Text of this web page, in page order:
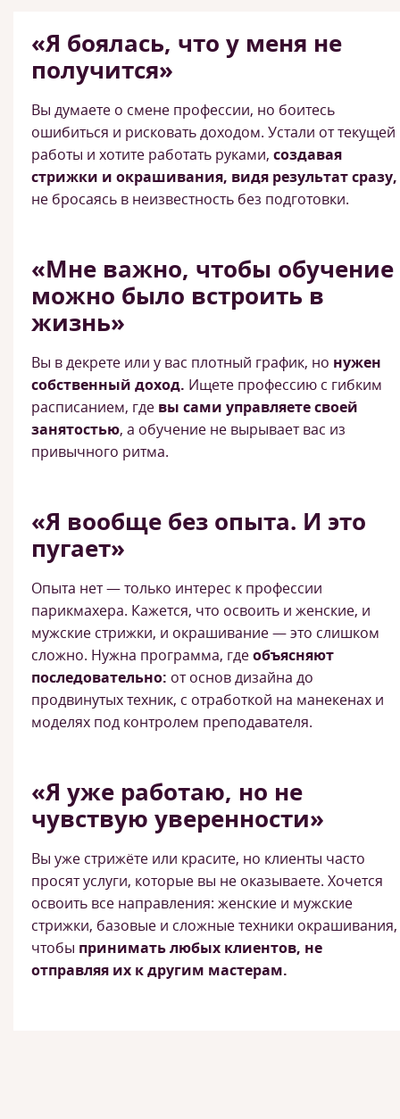
«Я боялась, что у меня не
получится»
Вы думаете о смене профессии, но боитесь
ошибиться и рисковать доходом. Устали от текущей
работы и хотите работать руками, создавая
стрижки и окрашивания, видя результат сразу,
не бросаясь в неизвестность без подготовки.
«Мне важно, чтобы обучение
можно было встроить в
жизнь»
Вы в декрете или у вас плотный график, но нужен
собственный доход. Ищете профессию с гибким
расписанием, где вы сами управляете своей
занятостью, а обучение не вырывает вас из
привычного ритма.
«Я вообще без опыта. И это
пугает»
Опыта нет — только интерес к профессии
парикмахера. Кажется, что освоить и женские, и
мужские стрижки, и окрашивание — это слишком
сложно. Нужна программа, гдеобъясняют
последовательно: от основ дизайна до
продвинутых техник, с отработкой на манекенах и
моделях под контролем преподавателя.
«Я уже работаю, но не
чувствую уверенности»
Вы уже стрижёте или красите, но клиенты часто
просят услуги, которые вы не оказываете. Хочется
освоить все направления: женские и мужские
стрижки, базовые и сложные техники окрашивания,
чтобы принимать любых клиентов, не
отправляя их к другим мастерам.